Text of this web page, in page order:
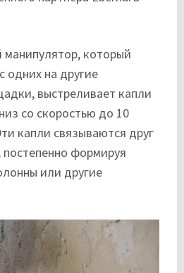
который
одних на другие
выстреливает капли
со скоростью до 10
капли связываются друг
постепенно формируя
или другие